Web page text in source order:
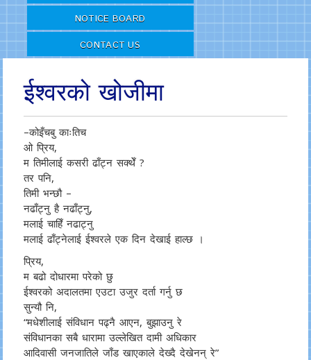
NOTICE BOARD
CONTACT US
ईश्वरको खोजीमा
–कोइँचबु काःतिच
ओ प्रिय,
म तिमीलाई कसरी ढाँट्न सक्थेँ ?
तर पनि,
तिमी भन्छौ –
नढाँट्नु है नढाँट्नु,
मलाई चाहिँ नढाट्नु
मलाई ढाँट्नेलाई ईश्वरले एक दिन देखाई हाल्छ ।
प्रिय,
म बढो दोधारमा परेको छु
ईश्वरको अदालतमा एउटा उजुर दर्ता गर्नु छ
सुन्यौ नि,
“मधेशीलाई संविधान पढ्नै आएन, बुझाउनु रे
संविधानका सबै धारामा उल्लेखित दामी अधिकार
आदिवासी जनजातिले जाँड खाएकाले देख्दै देखेनन् रे”